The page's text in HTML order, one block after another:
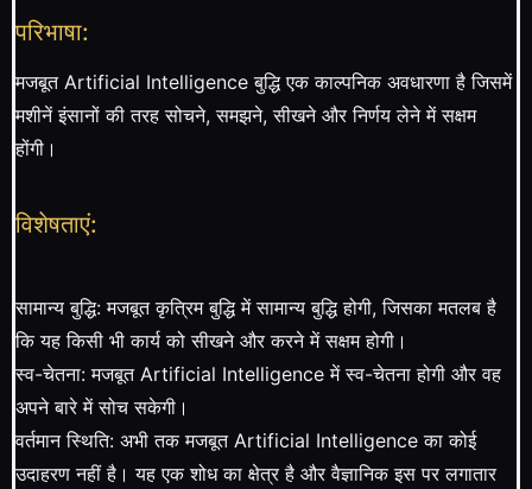
परिभाषा:
मजबूत Artificial Intelligence बुद्धि एक काल्पनिक अवधारणा है जिसमें
मशीनें इंसानों की तरह सोचने, समझने, सीखने और निर्णय लेने में सक्षम
होंगी।
विशेषताएं:
सामान्य बुद्धि: मजबूत कृत्रिम बुद्धि में सामान्य बुद्धि होगी, जिसका मतलब है
कि यह किसी भी कार्य को सीखने और करने में सक्षम होगी।
स्व-चेतना: मजबूत Artificial Intelligence में स्व-चेतना होगी और वह
अपने बारे में सोच सकेगी।
वर्तमान स्थिति: अभी तक मजबूत Artificial Intelligence का कोई
उदाहरण नहीं है। यह एक शोध का क्षेत्र है और वैज्ञानिक इस पर लगातार